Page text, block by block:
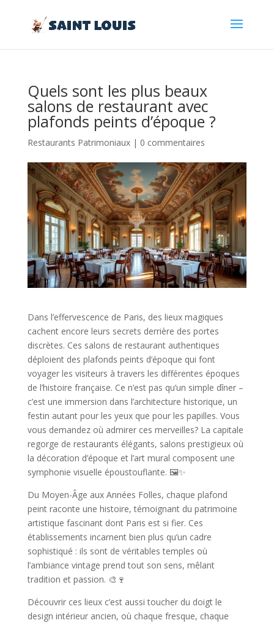
Quels sont les plus beaux
salons de restaurant avec
plafonds peints d’époque ?
Restaurants Patrimoniaux| 0 commentaires
Dans l’effervescence de Paris, des lieux magiques
cachent encore leurs secrets derrière des portes
discrètes. Ces salons de restaurant authentiques
déploient des plafonds peints d’époque qui font
voyager les visiteurs à travers les différentes époques
de l’histoire française. Ce n’est pas qu’un simple dîner –
c’est une immersion dans l’architecture historique, un
festin autant pour les yeux que pour les papilles. Vous
vous demandez où admirer ces merveilles? La capitale
regorge de restaurants élégants, salons prestigieux où
la décoration d’époque et l’art mural composent une
symphonie visuelle époustouflante. 🖼️✨
Du Moyen-Âge aux Années Folles, chaque plafond
peint raconte une histoire, témoignant du patrimoine
artistique fascinant dont Paris est si fier. Ces
établissements incarnent bien plus qu’un cadre
sophistiqué : ils sont de véritables temples où
l’ambiance vintage prend tout son sens, mêlant
tradition et passion. 🎨🍷
Découvrir ces lieux c’est aussi toucher du doigt le
design intérieur ancien, où chaque fresque, chaque